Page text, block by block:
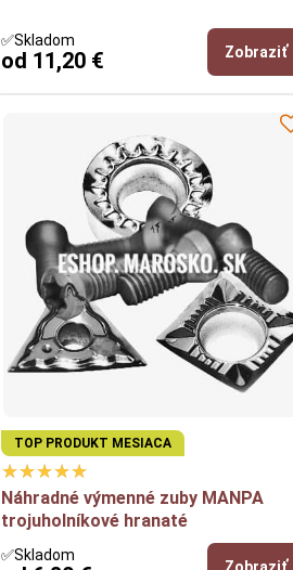
✅Skladom
od 11,20 € Zobraziť
TOP PRODUKT MESIACA
Náhradné výmenné zuby MANPA
trojuholníkové hranaté
✅Skladom
Zobraziť